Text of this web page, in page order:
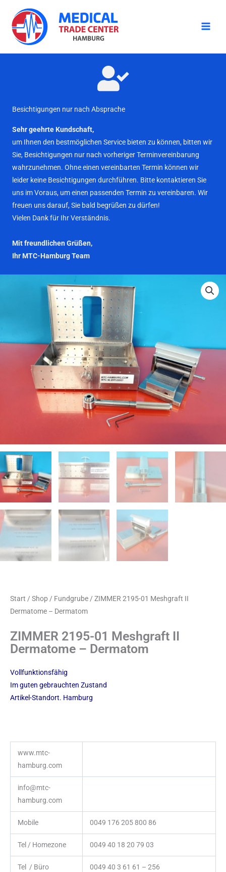
Inhalt
springen
Besichtigungen nur nach Absprache
Sehr geehrte Kundschaft,
um Ihnen den bestmöglichen Service bieten zu können, bitten wir
Sie, Besichtigungen nur nach vorheriger Terminvereinbarung
wahrzunehmen. Ohne einen vereinbarten Termin können wir
leider keine Besichtigungen durchführen. Bitte kontaktieren Sie
uns im Voraus, um einen passenden Termin zu vereinbaren. Wir
freuen uns darauf, Sie bald begrüßen zu dürfen!
Vielen Dank für Ihr Verständnis.
Mit freundlichen Grüßen,
Ihr MTC-Hamburg Team
Start / Shop / Fundgrube / ZIMMER 2195-01 Meshgraft II
Dermatome – Dermatom
ZIMMER 2195-01 Meshgraft II
Dermatome – Dermatom
Vollfunktionsfähig
Im guten gebrauchten Zustand
Artikel-Standort. Hamburg
www.mtc-
hamburg.com
info@mtc-
hamburg.com
Mobile 0049 176 205 800 86
Tel / Homezone 0049 40 18 20 79 03
Tel / Büro 0049 40 3 61 61 – 256